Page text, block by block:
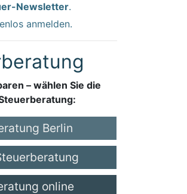
Newsletter.
anmelden.
– wählen Sie die
Berlin
online